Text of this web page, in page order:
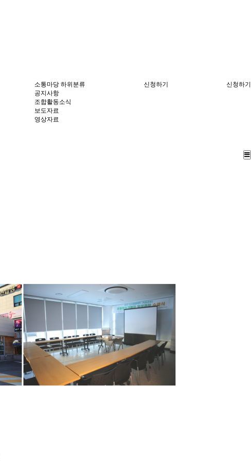
소통마당 하위분류
공지사항
조합활동소식
보도자료
영상자료
신청하기 신청하기